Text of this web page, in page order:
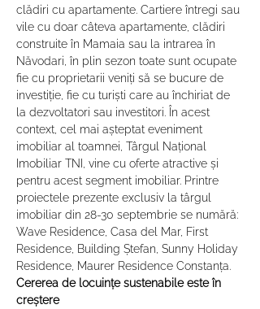
clădiri cu apartamente. Cartiere întregi sau
vile cu doar câteva apartamente, clădiri
construite în Mamaia sau la intrarea în
Năvodari, în plin sezon toate sunt ocupate
fie cu proprietarii veniţi să se bucure de
investiţie, fie cu turişti care au închiriat de
la dezvoltatori sau investitori. În acest
context, cel mai așteptat eveniment
imobiliar al toamnei, Târgul Național
Imobiliar TNI, vine cu oferte atractive și
pentru acest segment imobiliar. Printre
proiectele prezente exclusiv la târgul
imobiliar din 28-30 septembrie se numără:
Wave Residence, Casa del Mar, First
Residence, Building Ștefan, Sunny Holiday
Residence, Maurer Residence Constanța.
Cererea de locuințe sustenabile este în
creștere